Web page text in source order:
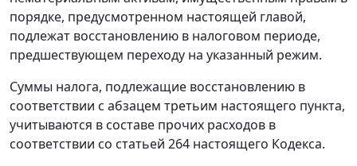
порядке, предусмотренном настоящей главой,
подлежат восстановлению в налоговом периоде,
предшествующем переходу на указанный режим.
Суммы налога, подлежащие восстановлению в
соответствии с абзацем третьим настоящего пункта,
учитываются в составе прочих расходов в
соответствии со статьей 264 настоящего Кодекса.